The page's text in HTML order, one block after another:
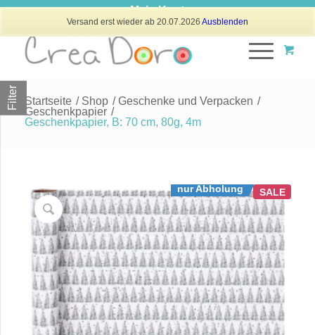
Mein Konto
Startseite / Shop / Geschenke und Verpacken /
Geschenkpapier /
Geschenkpapier, B: 70 cm, 80g, 4m
nur Abholung SALE
Filter
Versand erst wieder ab 20.07.2026 Ausblenden